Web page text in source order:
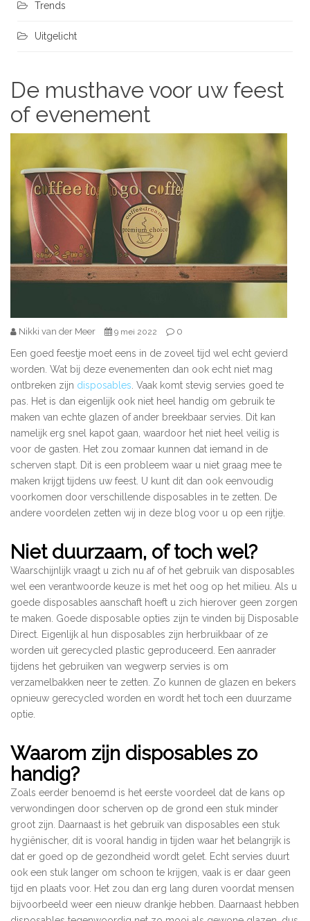
Trends
Uitgelicht
De musthave voor uw feest
of evenement
Nikki van der Meer 9 mei 2022 0
Een goed feestje moet eens in de zoveel tijd wel echt gevierd
worden. Wat bij deze evenementen dan ook echt niet mag
ontbreken zijn disposables . Vaak komt stevig servies goed te
pas. Het is dan eigenlijk ook niet heel handig om gebruik te
maken van echte glazen of ander breekbaar servies. Dit kan
namelijk erg snel kapot gaan, waardoor het niet heel veilig is
voor de gasten. Het zou zomaar kunnen dat iemand in de
scherven stapt. Dit is een probleem waar u niet graag mee te
maken krijgt tijdens uw feest. U kunt dit dan ook eenvoudig
voorkomen door verschillende disposables in te zetten. De
andere voordelen zetten wij in deze blog voor u op een rijtje.
Niet duurzaam, of toch wel?
Waarschijnlijk vraagt u zich nu af of het gebruik van disposables
wel een verantwoorde keuze is met het oog op het milieu. Als u
goede disposables aanschaft hoeft u zich hierover geen zorgen
te maken. Goede disposable opties zijn te vinden bij Disposable
Direct. Eigenlijk al hun disposables zijn herbruikbaar of ze
worden uit gerecycled plastic geproduceerd. Een aanrader
tijdens het gebruiken van wegwerp servies is om
verzamelbakken neer te zetten. Zo kunnen de glazen en bekers
opnieuw gerecycled worden en wordt het toch een duurzame
optie.
Waarom zijn disposables zo
handig?
Zoals eerder benoemd is het eerste voordeel dat de kans op
verwondingen door scherven op de grond een stuk minder
groot zijn. Daarnaast is het gebruik van disposables een stuk
hygiënischer, dit is vooral handig in tijden waar het belangrijk is
dat er goed op de gezondheid wordt gelet. Echt servies duurt
ook een stuk langer om schoon te krijgen, vaak is er daar geen
tijd en plaats voor. Het zou dan erg lang duren voordat mensen
bijvoorbeeld weer een nieuw drankje hebben. Daarnaast hebben